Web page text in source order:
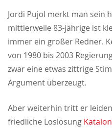
Jordi Pujol merkt man sein
mittlerweile 83-jährige ist
immer ein großer Redner.
von 1980 bis 2003
zwar eine etwas zittrige
Argument überzeugt.
Aber weiterhin tritt er
friedliche Loslösung